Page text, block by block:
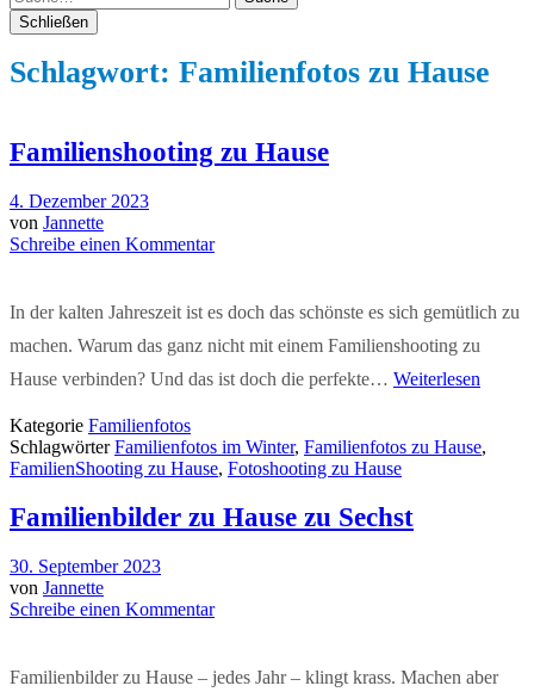
Schließen
Schlagwort: Familienfotos zu Hause
Familienshooting zu Hause
4. Dezember 2023
von Jannette
Schreibe einen Kommentar
In der kalten Jahreszeit ist es doch das schönste es sich gemütlich zu
machen. Warum das ganz nicht mit einem Familienshooting zu
Hause verbinden? Und das ist doch die perfekte… Weiterlesen
Kategorie Familienfotos
SchlagwörterFamilienfotos im Winter, Familienfotos zu Hause,
FamilienShooting zu Hause, Fotoshooting zu Hause
Familienbilder zu Hause zu Sechst
30. September 2023
von Jannette
Schreibe einen Kommentar
Familienbilder zu Hause – jedes Jahr – klingt krass. Machen aber